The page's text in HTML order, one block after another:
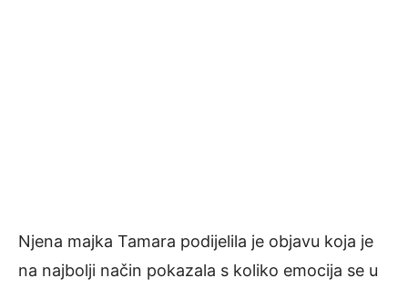
Njena majka Tamara podijelila je objavu koja je
na najbolji način pokazala s koliko emocija se u